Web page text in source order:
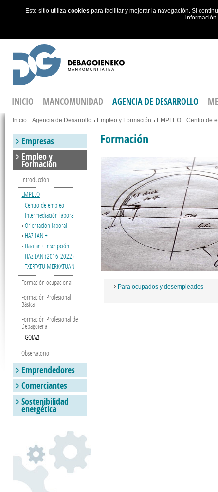
Este sitio utiliza cookies para facilitar y mejorar la navegación. Si
INICIO MANCOMUNIDAD AGENCIA DE DESARROLLO
You are here
Inicio Agencia de Desarrollo Empleo y Formación EMPLEO Centro de
Formación
Para ocupados y desempleados
Empresas
Empleo y
Formación
Introducción
EMPLEO
Centro de empleo
Intermediación laboral
Orientación laboral
HAZILAN +
Hazilan+ Inscripción
HAZILAN (2016-2022)
TXERTATU MERKATUAN
Formación ocupacional
Formación Profesional
Básica
Formación Profesional de
Debagoiena
GOIAZ!
Observatorio
Emprendedores
Comerciantes
Sostenibilidad
energética